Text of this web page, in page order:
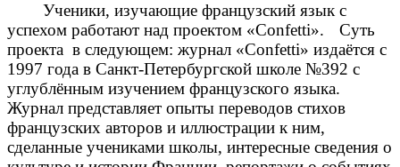
Ученики, изучающие французский язык с
успехом работают над проектом «Confetti».
Суть
проекта в следующем: журнал «Confetti» издаётся с
1997 года в Санкт-Петербургской школе №392 с
углублённым изучением французского языка.
Журнал представляет опыты переводов стихов
французских авторов и иллюстрации к ним,
сделанные учениками школы, интересные сведения о